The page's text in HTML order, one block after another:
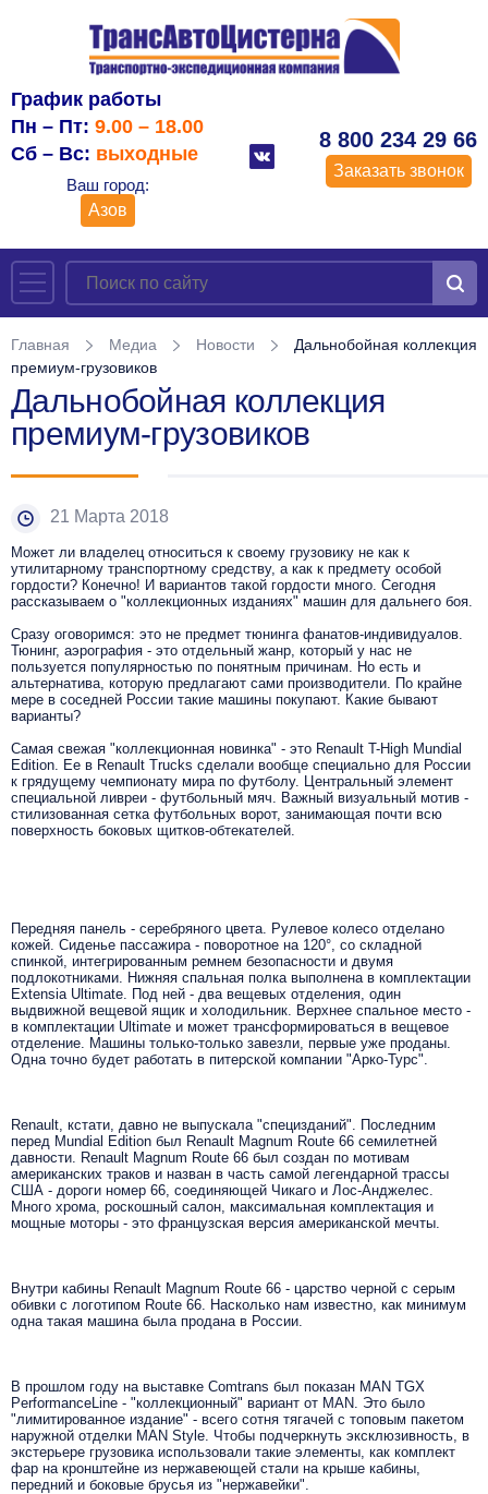
График работы
Пн – Пт: 9.00 – 18.00
Сб – Вс: выходные
Ваш город:
Азов
8 800 234 29 66
Заказать звонок
Главная Медиа Новости
Дальнобойная коллекция
премиум-грузовиков
Дальнобойная коллекция
премиум-грузовиков
21 Марта 2018
Может ли владелец относиться к своему грузовику не как к
утилитарному транспортному средству, а как к предмету особой
гордости? Конечно! И вариантов такой гордости много. Сегодня
рассказываем о "коллекционных изданиях" машин для дальнего боя.
Сразу оговоримся: это не предмет тюнинга фанатов-индивидуалов.
Тюнинг, аэрография - это отдельный жанр, который у нас не
пользуется популярностью по понятным причинам. Но есть и
альтернатива, которую предлагают сами производители. По крайне
мере в соседней России такие машины покупают. Какие бывают
варианты?
Самая свежая "коллекционная новинка" - это Renault T-High Mundial
Edition. Ее в Renault Trucks сделали вообще специально для России
к грядущему чемпионату мира по футболу. Центральный элемент
специальной ливреи - футбольный мяч. Важный визуальный мотив -
стилизованная сетка футбольных ворот, занимающая почти всю
поверхность боковых щитков-обтекателей.
Передняя панель - серебряного цвета. Рулевое колесо отделано
кожей. Сиденье пассажира - поворотное на 120°, со складной
спинкой, интегрированным ремнем безопасности и двумя
подлокотниками. Нижняя спальная полка выполнена в комплектации
Extensia Ultimate. Под ней - два вещевых отделения, один
выдвижной вещевой ящик и холодильник. Верхнее спальное место -
в комплектации Ultimate и может трансформироваться в вещевое
отделение. Машины только-только завезли, первые уже проданы.
Одна точно будет работать в питерской компании "Арко-Турс".
Renault, кстати, давно не выпускала "специзданий". Последним
перед Mundial Edition был Renault Magnum Route 66 семилетней
давности. Renault Magnum Route 66 был создан по мотивам
американских траков и назван в часть самой легендарной трассы
США - дороги номер 66, соединяющей Чикаго и Лос-Анджелес.
Много хрома, роскошный салон, максимальная комплектация и
мощные моторы - это французская версия американской мечты.
Внутри кабины Renault Magnum Route 66 - царство черной с серым
обивки с логотипом Route 66. Насколько нам известно, как минимум
одна такая машина была продана в России.
В прошлом году на выставке Comtrans был показан MAN TGX
PerformanceLine - "коллекционный" вариант от MAN. Это было
"лимитированное издание" - всего сотня тягачей с топовым пакетом
наружной отделки MAN Style. Чтобы подчеркнуть эксклюзивность, в
экстерьере грузовика использовали такие элементы, как комплект
фар на кронштейне из нержавеющей стали на крыше кабины,
передний и боковые брусья из "нержавейки".